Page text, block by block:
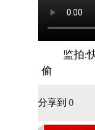
监拍:快
偷
分享到 0